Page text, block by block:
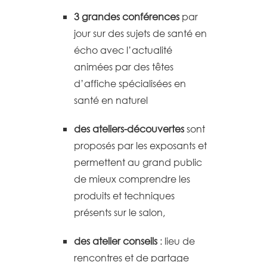
3 grandes conférences par
jour sur des sujets de santé en
écho avec l’actualité
animées par des têtes
d’affiche spécialisées en
santé en naturel
des ateliers-découvertessont
proposés par les exposants et
permettent au grand public
de mieux comprendre les
produits et techniques
présents sur le salon,
des atelier conseils : lieu de
rencontres et de partage